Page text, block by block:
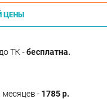
ЦЕНЫ
ТК -бесплатна.
месяцев - 1785 р.